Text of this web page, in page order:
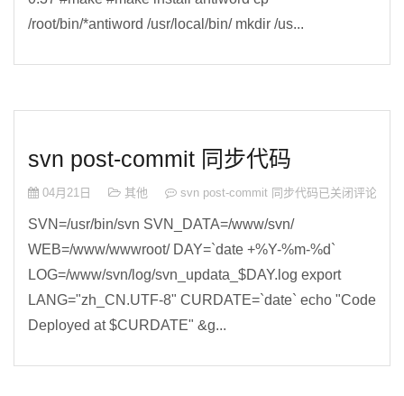
/root/bin/*antiword /usr/local/bin/ mkdir /us...
svn post-commit 同步代码
04月21日 其他 svn post-commit 同步代码已关闭评论
SVN=/usr/bin/svn SVN_DATA=/www/svn/
WEB=/www/wwwroot/ DAY=`date +%Y-%m-%d`
LOG=/www/svn/log/svn_updata_$DAY.log export
LANG="zh_CN.UTF-8" CURDATE=`date` echo "Code
Deployed at $CURDATE" &g...